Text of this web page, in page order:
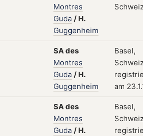
Montres
Guda / H.
Guggenheim
SAdes
Montres
Guda / H.
Guggenheim
Basel,
am
SAdes
Montres
Guda / H.
Basel,